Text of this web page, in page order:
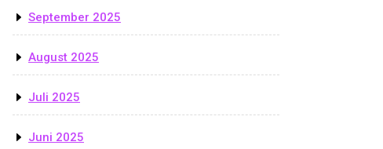
September 2025
August 2025
Juli 2025
Juni 2025